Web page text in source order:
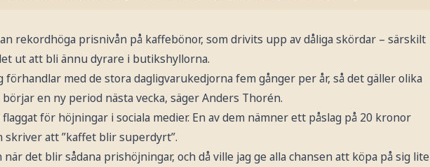
rekordhöga prisnivån på kaffebönor, som drivits upp av dåliga skördar – särskilt
ut att bli ännu dyrare i butikshyllorna.
förhandlar med de stora dagligvarukedjorna fem gånger per år, så det gäller olika
en ny period nästa vecka, säger Anders Thorén.
för höjningar i sociala medier. En av dem nämner ett påslag på 20 kronor
skriver att ”kaffet blir superdyrt”.
det blir sådana prishöjningar, och då ville jag ge alla chansen att köpa på sig lite